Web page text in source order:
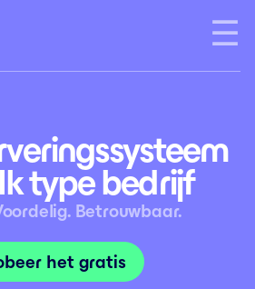
type bedrijf
Betrouwbaar.
het gratis